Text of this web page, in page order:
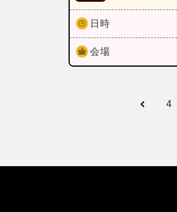
日時
会場
4